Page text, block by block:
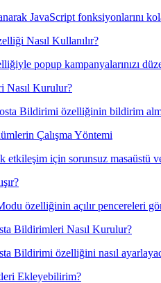
JavaScript fonksiyonlarını
Nasıl Kullanılır?
popup kampanyalarınızı
Nasıl Kurulur?
Bildirimi özelliğinin bildirim
Çalışma Yöntemi
etkileşim için sorunsuz masaüstü
özelliğinin açılır pencereleri
Bildirimleri Nasıl Kurulur?
Bildirimi özelliğini nasıl
Ekleyebilirim?